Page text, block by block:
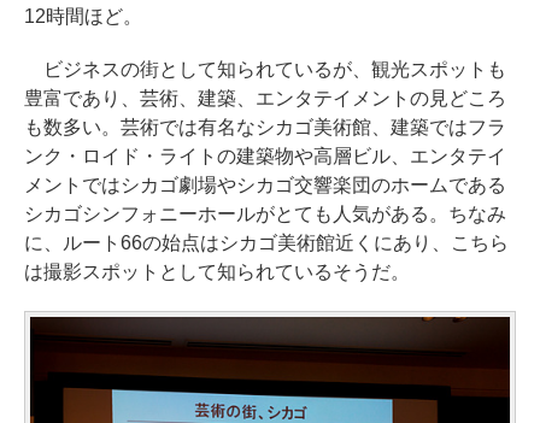
12時間ほど。
ビジネスの街として知られているが、観光スポットも
豊富であり、芸術、建築、エンタテイメントの見どころ
も数多い。芸術では有名なシカゴ美術館、建築ではフラ
ンク・ロイド・ライトの建築物や高層ビル、エンタテイ
メントではシカゴ劇場やシカゴ交響楽団のホームである
シカゴシンフォニーホールがとても人気がある。ちなみ
に、ルート66の始点はシカゴ美術館近くにあり、こちら
は撮影スポットとして知られているそうだ。